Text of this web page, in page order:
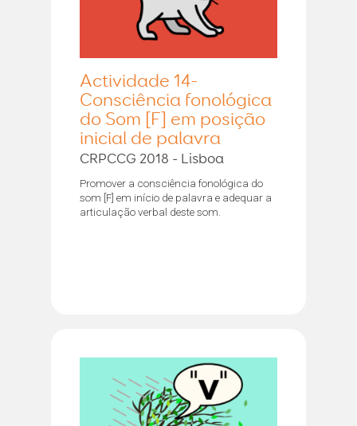
Actividade 14-
Consciência fonológica
do Som [F] em posição
inicial de palavra
CRPCCG 2018 - Lisboa
Promover a consciência fonológica do
som [F] em início de palavra e adequar a
articulação verbal deste som.